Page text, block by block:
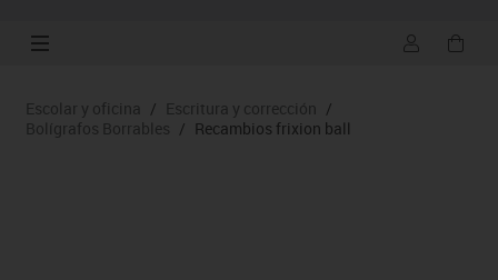
Escolar y oficina / Escritura y corrección /
Bolígrafos Borrables / Recambios frixion ball